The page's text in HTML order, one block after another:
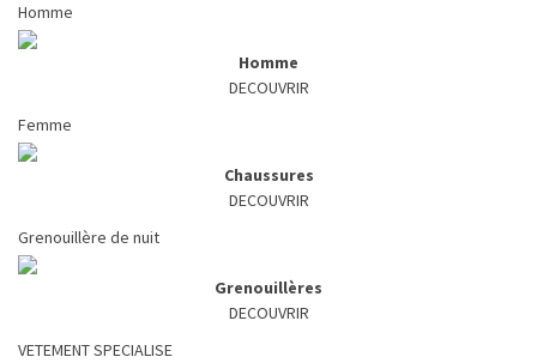
Homme
Homme
DECOUVRIR
Femme
Chaussures
DECOUVRIR
Grenouillère de nuit
Grenouillères
DECOUVRIR
VETEMENT SPECIALISE